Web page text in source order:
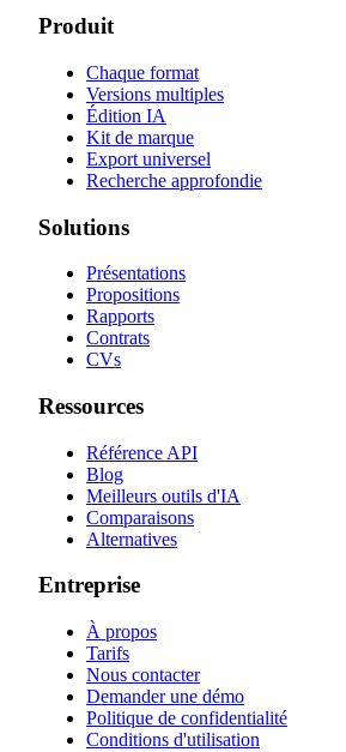
Produit
Chaque format
Versions multiples
Édition IA
Kit de marque
Export universel
Recherche approfondie
Solutions
Présentations
Propositions
Rapports
Contrats
CVs
Ressources
Référence API
Blog
Meilleurs outils d'IA
Comparaisons
Alternatives
Entreprise
À propos
Tarifs
Nous contacter
Demander une démo
Politique de confidentialité
Conditions d'utilisation